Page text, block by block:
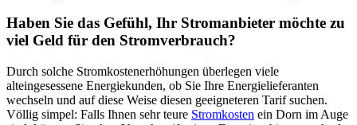
Haben Sie das Gefühl, Ihr Stromanbieter möchte zu
viel Geld für den Stromverbrauch?
Durch solche Stromkostenerhöhungen überlegen viele
alteingesessene Energiekunden, ob Sie Ihre Energielieferanten
wechseln und auf diese Weise diesen geeigneteren Tarif suchen.
Völlig simpel: Falls Ihnen sehr teure Stromkosten ein Dorn im Auge